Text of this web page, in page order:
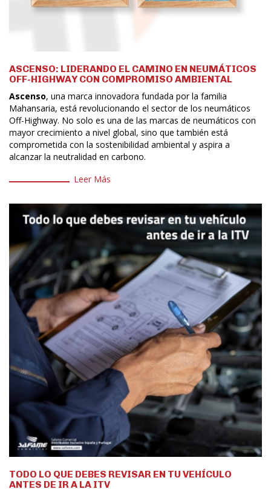
ASCENSO: LIDERANDO EL CAMINO EN NEUMÁTICOS
OFF-HIGHWAY CON COMPROMISO AMBIENTAL
Ascenso, una marca innovadora fundada por la familia
Mahansaria, está revolucionando el sector de los neumáticos
Off-Highway. No solo es una de las marcas de neumáticos con
mayor crecimiento a nivel global, sino que también está
comprometida con la sostenibilidad ambiental y aspira a
alcanzar la neutralidad en carbono.
Leer Más
TODO LO QUE DEBES REVISAR EN TU VEHÍCULO
ANTES DE IR A LA ITV